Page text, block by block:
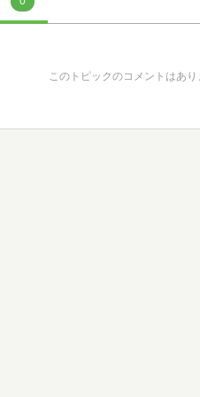
このトピックのコメントはあり